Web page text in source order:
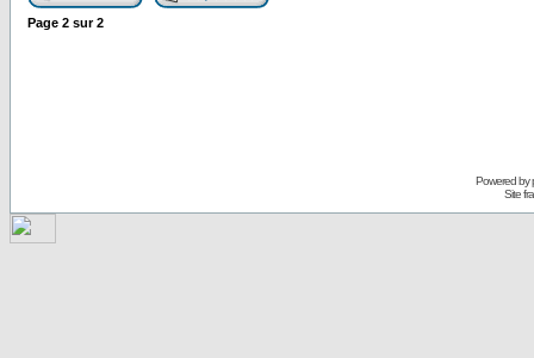
Page 2 sur2
Powered by
Site